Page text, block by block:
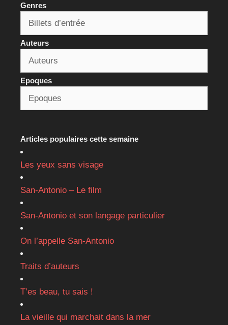
Genres
Auteurs
Epoques
Articles populaires cette semaine
Les yeux sans visage
San-Antonio – Le film
San-Antonio et son langage particulier
On l’appelle San-Antonio
Traits d’auteurs
T’es beau, tu sais !
La vieille qui marchait dans la mer